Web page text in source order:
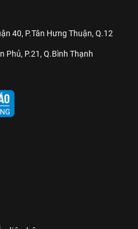
40, P.Tân Hưng Thuận, Q.12
Phủ, P.21, Q.Bình Thạnh